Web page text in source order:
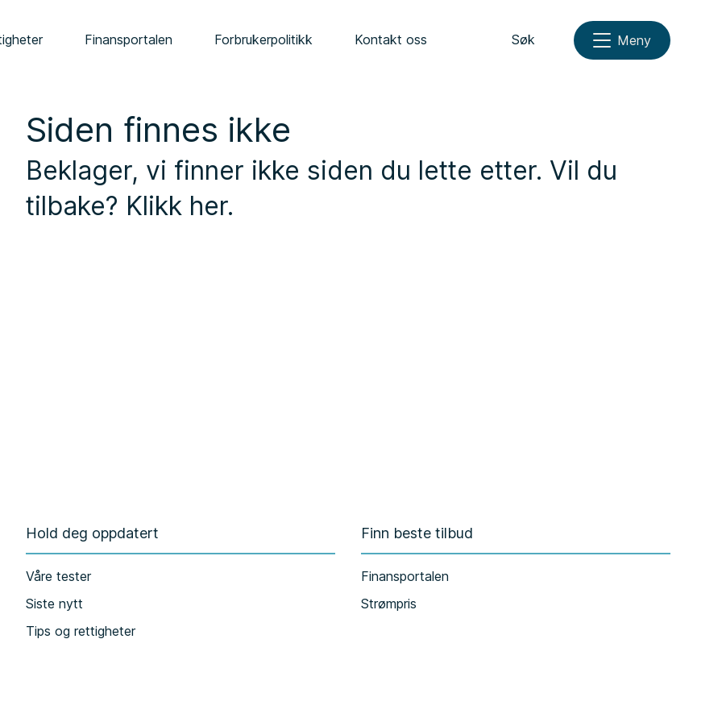
Finansportalen Forbrukerpolitikk Kontakt oss Søk Meny
Siden finnes ikke
Beklager, vi finner ikke siden du lette etter. Vil du
tilbake? Klikk her.
Hold deg oppdatert
Våre tester
Siste nytt
Tips og rettigheter
Finn beste tilbud
Finansportalen
Strømpris